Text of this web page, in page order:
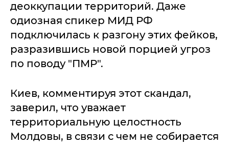
деоккупации территорий. Даже
одиозная спикер МИД РФ
подключилась к разгону этих фейков,
разразившись новой порцией угроз
по поводу "ПМР".
Киев, комментируя этот скандал,
заверил, что уважает
территориальную целостность
Молдовы, в связи с чем не собирается